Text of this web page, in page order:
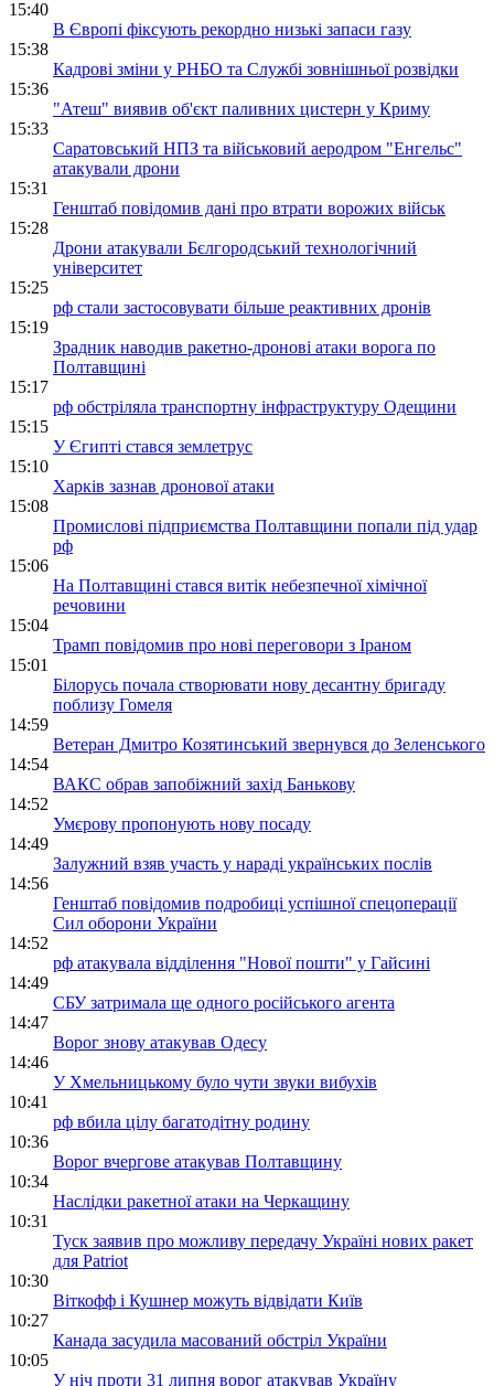
15:40
В Європі фіксують рекордно низькі запаси газу
15:38
Кадрові зміни у РНБО та Службі зовнішньої розвідки
15:36
"Атеш" виявив об'єкт паливних цистерн у Криму
15:33
Саратовський НПЗ та військовий аеродром "Енгельс"
атакували дрони
15:31
Генштаб повідомив дані про втрати ворожих військ
15:28
Дрони атакували Бєлгородський технологічний
університет
15:25
рф стали застосовувати більше реактивних дронів
15:19
Зрадник наводив ракетно-дронові атаки ворога по
Полтавщині
15:17
рф обстріляла транспортну інфраструктуру Одещини
15:15
У Єгипті стався землетрус
15:10
Харків зазнав дронової атаки
15:08
Промислові підприємства Полтавщини попали під удар
рф
15:06
На Полтавщині стався витік небезпечної хімічної
речовини
15:04
Трамп повідомив про нові переговори з Іраном
15:01
Білорусь почала створювати нову десантну бригаду
поблизу Гомеля
14:59
Ветеран Дмитро Козятинський звернувся до Зеленського
14:54
ВАКС обрав запобіжний захід Банькову
14:52
Умєрову пропонують нову посаду
14:49
Залужний взяв участь у нараді українських послів
14:56
Генштаб повідомив подробиці успішної спецоперації
Сил оборони України
14:52
рф атакувала відділення "Нової пошти" у Гайсині
14:49
СБУ затримала ще одного російського агента
14:47
Ворог знову атакував Одесу
14:46
У Хмельницькому було чути звуки вибухів
10:41
рф вбила цілу багатодітну родину
10:36
Ворог вчергове атакував Полтавщину
10:34
Наслідки ракетної атаки на Черкащину
10:31
Туск заявив про можливу передачу Україні нових ракет
для Patriot
10:30
Віткофф і Кушнер можуть відвідати Київ
10:27
Канада засудила масований обстріл України
10:05
У ніч проти 31 липня ворог атакував Україну